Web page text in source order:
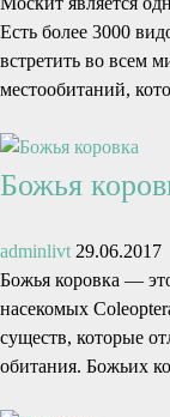
Есть более 3000
встретить во всем
местообитаний,
Божья
adminlivt 29.06.2017
Божья коровка —
насекомых
существ, которые
обитания. Божьих